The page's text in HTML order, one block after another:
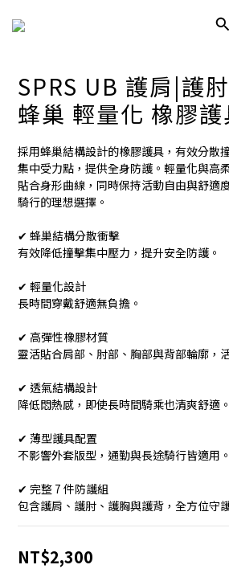
SPRS UB 護肩|護
蜂巢 輕量化 橡膠
採用蜂巢結構設計的橡膠護具，有效分散
集中受力點，提供全身防護。輕量化與高
貼合身形曲線，同時保持活動自由與舒適
騎行的理想選擇。
✔ 蜂巢結構分散衝擊
有效降低撞擊集中壓力，提升安全防護。
✔ 輕量化設計
長時間穿戴舒適無負擔。
✔ 高彈性橡膠材質
靈活貼合肩部、肘部、胸部與背部輪廓，
✔ 透氣結構設計
降低悶熱感，即使長時間騎乘也清爽舒適。
✔ 薄型護具配置
不影響外套版型，通勤與長途騎行皆適用。
✔ 完整 7 件防護組
包含護肩、護肘、護胸與護背，全方位守
NT$2,300